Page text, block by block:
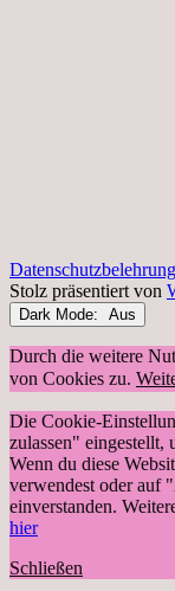
Datenschutzbelehrung
Stolz präsentiert von
Dark Mode:
Durch die weitere
von Cookies zu.
Die Cookie-
zulassen" eingestellt,
Wenn du diese
verwendest oder auf
einverstanden.
hier
Schließen